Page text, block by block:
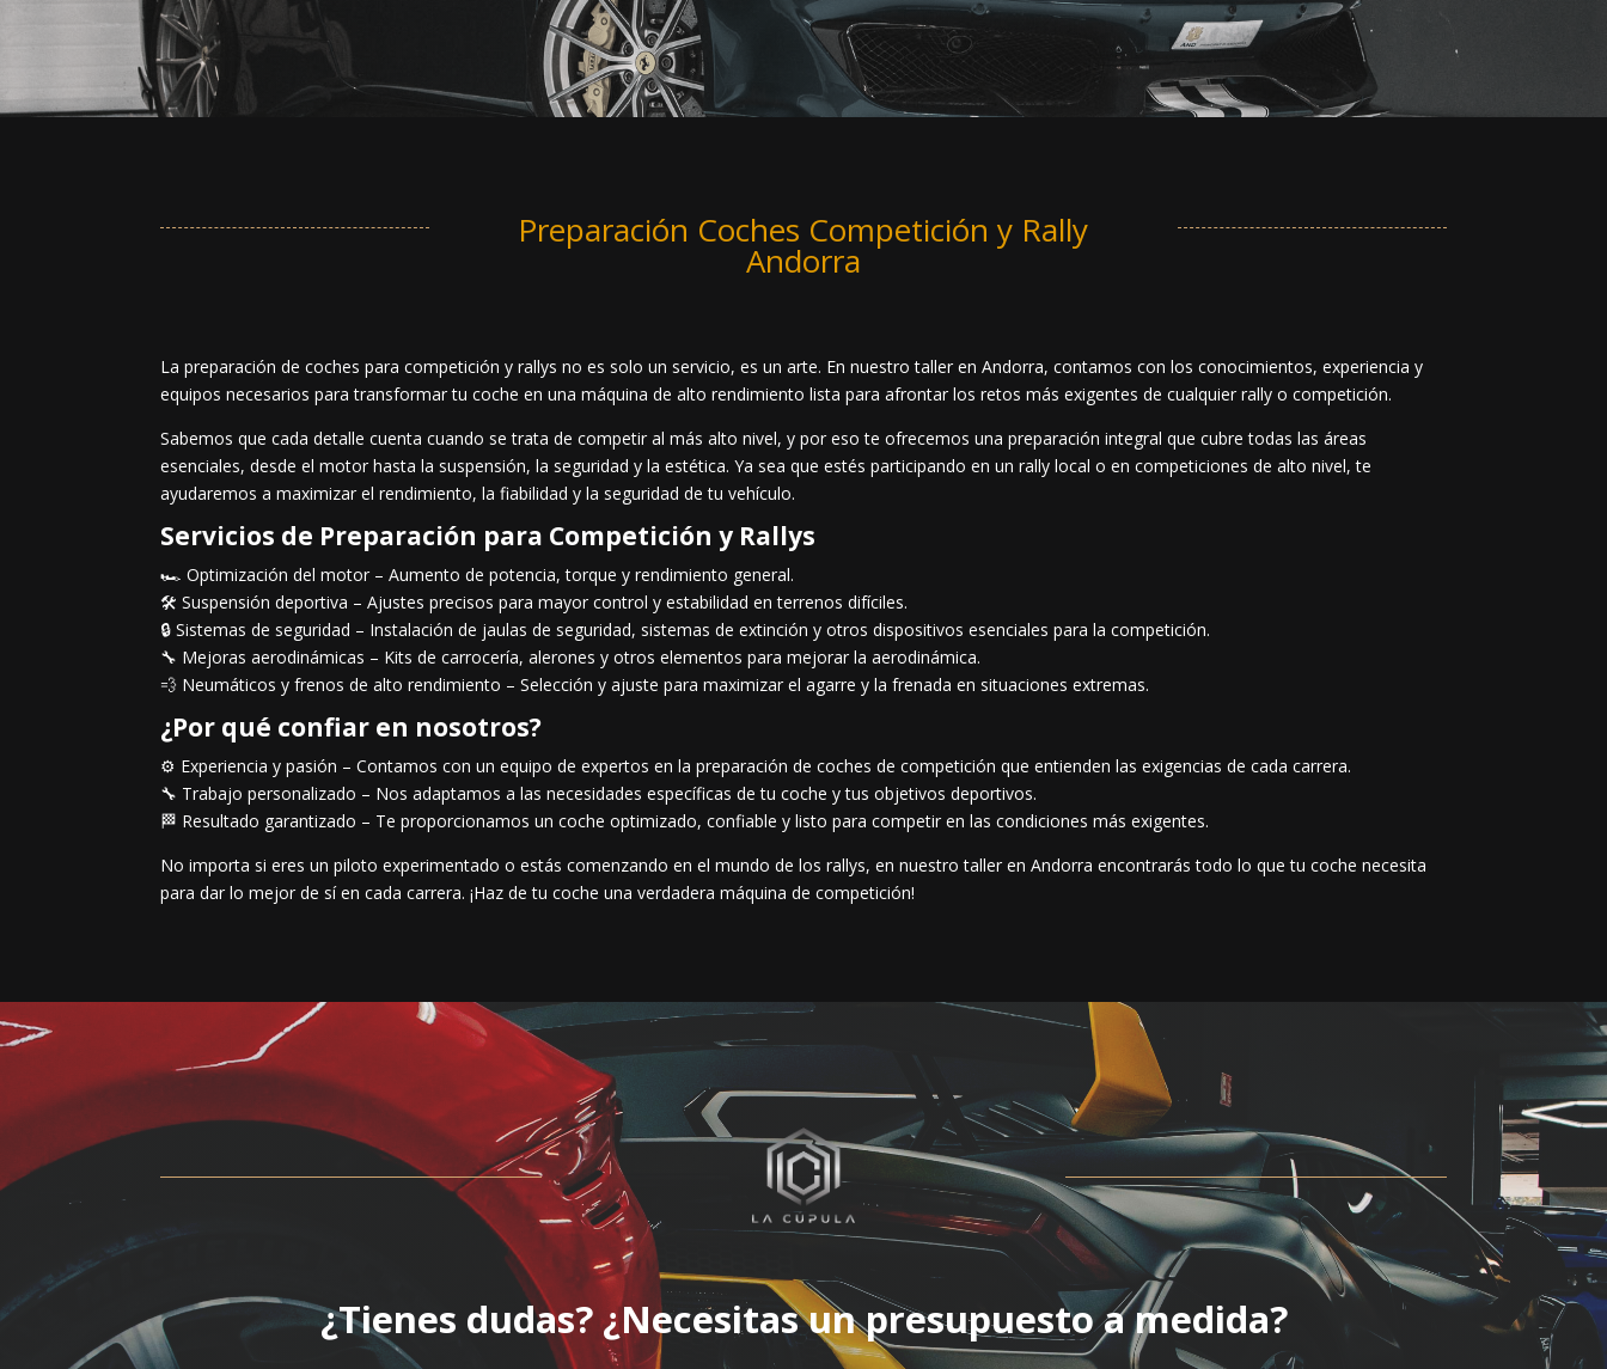
Preparación Coches Competición y Rally
Andorra
La preparación de coches para competición y rallys no es solo un servicio, es un arte. En nuestro taller en Andorra, contamos con los conocimientos, experiencia y
equipos necesarios para transformar tu coche en una máquina de alto rendimiento lista para afrontar los retos más exigentes de cualquier rally o competición.
Sabemos que cada detalle cuenta cuando se trata de competir al más alto nivel, y por eso te ofrecemos una preparación integral que cubre todas las áreas
esenciales, desde el motor hasta la suspensión, la seguridad y la estética. Ya sea que estés participando en un rally local o en competiciones de alto nivel, te
ayudaremos a maximizar el rendimiento, la fiabilidad y la seguridad de tu vehículo.
Servicios de Preparación para Competición y Rallys
🏎️ Optimización del motor – Aumento de potencia, torque y rendimiento general.
🛠️ Suspensión deportiva – Ajustes precisos para mayor control y estabilidad en terrenos difíciles.
🔒 Sistemas de seguridad – Instalación de jaulas de seguridad, sistemas de extinción y otros dispositivos esenciales para la competición.
🔧 Mejoras aerodinámicas – Kits de carrocería, alerones y otros elementos para mejorar la aerodinámica.
💨 Neumáticos y frenos de alto rendimiento – Selección y ajuste para maximizar el agarre y la frenada en situaciones extremas.
¿Por qué confiar en nosotros?
⚙️ Experiencia y pasión – Contamos con un equipo de expertos en la preparación de coches de competición que entienden las exigencias de cada carrera.
🔧 Trabajo personalizado – Nos adaptamos a las necesidades específicas de tu coche y tus objetivos deportivos.
🏁 Resultado garantizado – Te proporcionamos un coche optimizado, confiable y listo para competir en las condiciones más exigentes.
No importa si eres un piloto experimentado o estás comenzando en el mundo de los rallys, en nuestro taller en Andorra encontrarás todo lo que tu coche necesita
para dar lo mejor de sí en cada carrera. ¡Haz de tu coche una verdadera máquina de competición!
¿Tienes dudas? ¿Necesitas un presupuesto a medida?